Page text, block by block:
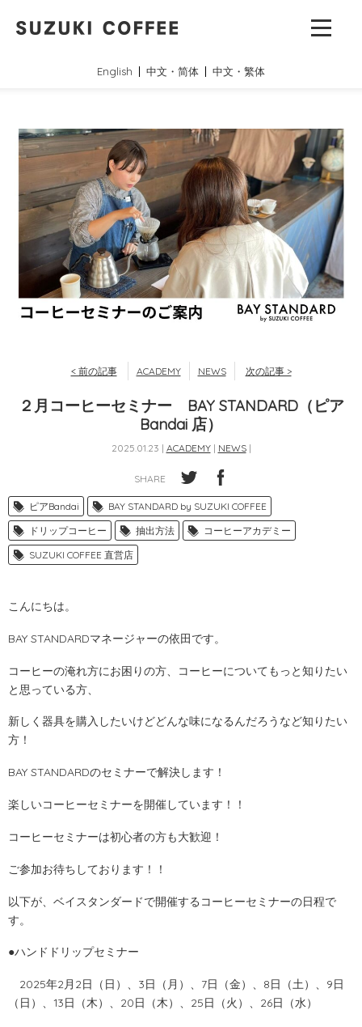
English 中文・简体 中文・繁体
< 前の記事 ACADEMY NEWS 次の記事 >
２月コーヒーセミナー BAY STANDARD（ピア
Bandai 店）
2025.01.23 | ACADEMY| NEWS|
SHARE
ピアBandai
BAY STANDARD by SUZUKI COFFEE
ドリップコーヒー
抽出方法
コーヒーアカデミー
SUZUKI COFFEE 直営店
こんにちは。
BAY STANDARDマネージャーの依田です。
コーヒーの淹れ方にお困りの方、コーヒーについてもっと知りたい
と思っている方、
新しく器具を購入したいけどどんな味になるんだろうなど知りたい
方！
BAY STANDARDのセミナーで解決します！
楽しいコーヒーセミナーを開催しています！！
コーヒーセミナーは初心者の方も大歓迎！
ご参加お待ちしております！！
以下が、ベイスタンダードで開催するコーヒーセミナーの日程で
す。
●ハンドドリップセミナー
2025年2月2日（日）、3日（月）、7日（金）、8日（土）、9日
（日）、13日（木）、20日（木）、25日（火）、26日（水）